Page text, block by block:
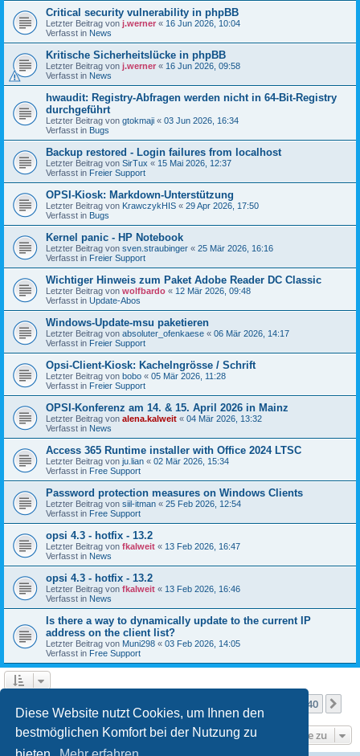
Diese Website nutzt Cookies, um Ihnen den
bestmöglichen Komfort bei der Nutzung zu
Critical security vulnerability in phpBB
Letzter Beitrag von j.werner « 16 Jun 2026, 10:04
Verfasst in News
Kritische Sicherheitslücke in phpBB
Letzter Beitrag von j.werner « 16 Jun 2026, 09:58
Verfasst in News
hwaudit: Registry-Abfragen werden nicht in 64-Bit-Registry
durchgeführt
Letzter Beitrag von gtokmaji « 03 Jun 2026, 16:34
Verfasst in Bugs
Backup restored - Login failures from localhost
Letzter Beitrag von SirTux « 15 Mai 2026, 12:37
Verfasst in Freier Support
OPSI-Kiosk: Markdown-Unterstützung
Letzter Beitrag von KrawczykHIS « 29 Apr 2026, 17:50
Verfasst in Bugs
Kernel panic - HP Notebook
Letzter Beitrag von sven.straubinger « 25 Mär 2026, 16:16
Verfasst in Freier Support
Wichtiger Hinweis zum Paket Adobe Reader DC Classic
Letzter Beitrag von wolfbardo « 12 Mär 2026, 09:48
Verfasst in Update-Abos
Windows-Update-msu paketieren
Letzter Beitrag von absoluter_ofenkaese « 06 Mär 2026, 14:17
Verfasst in Freier Support
Opsi-Client-Kiosk: Kachelngrösse / Schrift
Letzter Beitrag von bobo « 05 Mär 2026, 11:28
Verfasst in Freier Support
OPSI-Konferenz am 14. & 15. April 2026 in Mainz
Letzter Beitrag von alena.kalweit « 04 Mär 2026, 13:32
Verfasst in News
Access 365 Runtime installer with Office 2024 LTSC
Letzter Beitrag von ju.lian « 02 Mär 2026, 15:34
Verfasst in Free Support
Password protection measures on Windows Clients
Letzter Beitrag von siil-itman « 25 Feb 2026, 12:54
Verfasst in Free Support
opsi 4.3 - hotfix - 13.2
Letzter Beitrag von fkalweit « 13 Feb 2026, 16:47
Verfasst in News
opsi 4.3 - hotfix - 13.2
Letzter Beitrag von fkalweit « 13 Feb 2026, 16:46
Verfasst in News
Is there a way to dynamically update to the current IP
address on the client list?
Letzter Beitrag von Muni298 « 03 Feb 2026, 14:05
Verfasst in Free Support
40
Gehe zu